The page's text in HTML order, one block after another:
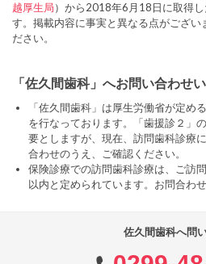
越厚生局）から2018年6月18日に取得
す。掲載内容に事実と異なる点がござい
ださい。
「佐久間歯科」へお問い合わせ
「佐久間歯科」は厚生労働省が定め
を行なっております。「歯援診２」
要としますが、現在、訪問歯科診療
合わせのうえ、ご確認ください。
保険診療での訪問歯科診療は、ご訪
以内と定められています。お問合わ
佐久間歯科へ問